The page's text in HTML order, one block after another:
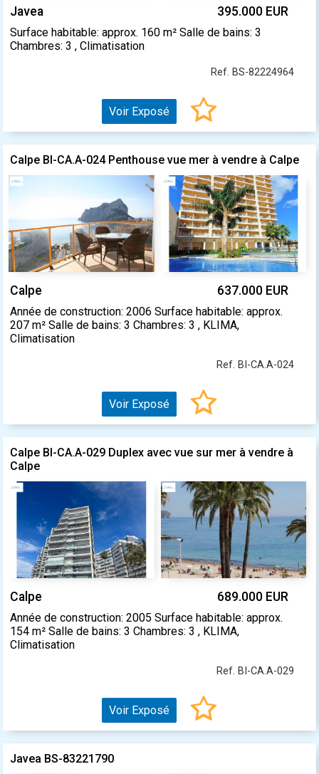
Javea 395.000 EUR
Surface habitable: approx. 160 m² Salle de bains: 3
Chambres: 3 , Climatisation
Ref. BS-82224964
Voir Exposé
Calpe BI-CA.A-024 Penthouse vue mer à vendre à Calpe
Calpe 637.000 EUR
Année de construction: 2006 Surface habitable: approx.
207 m² Salle de bains: 3 Chambres: 3 , KLIMA,
Climatisation
Ref. BI-CA.A-024
Voir Exposé
Calpe BI-CA.A-029 Duplex avec vue sur mer à vendre à
Calpe
Calpe 689.000 EUR
Année de construction: 2005 Surface habitable: approx.
154 m² Salle de bains: 3 Chambres: 3 , KLIMA,
Climatisation
Ref. BI-CA.A-029
Voir Exposé
Javea BS-83221790